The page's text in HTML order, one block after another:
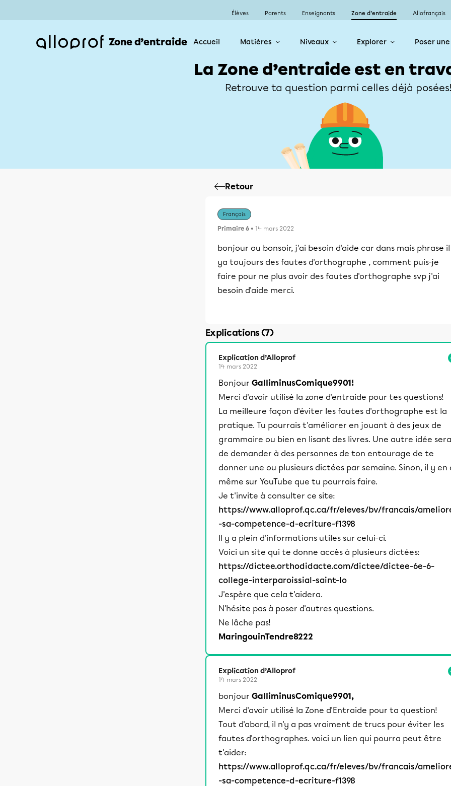
Élèves Parents Enseignants Zone d’entraide Allofrançais
Zone d’entraide Accueil Matières Niveaux Explorer Poser
La Zone d’entraide est en
Retrouve ta question parmi celles déjà
Retour
Français
Primaire 6 • 14 mars 2022
bonjour ou bonsoir, j'ai besoin d'aide car dans mais phrase il
ya toujours des fautes d'orthographe , comment puis-je
faire pour ne plus avoir des fautes d'orthographe svp j'ai
besoin d'aide merci.
Explications (7)
Explication d’Alloprof
14 mars 2022
Bonjour GalliminusComique9901!
Merci d'avoir utilisé la zone d'entraide pour tes questions!
La meilleure façon d'éviter les fautes d'orthographe est la
pratique. Tu pourrais t'améliorer en jouant à des jeux de
grammaire ou bien en lisant des livres. Une autre idée
de demander à des personnes de ton entourage de te
donner une ou plusieurs dictées par semaine. Sinon, il y en
même sur YouTube que tu pourrais faire.
Je t'invite à consulter ce site:
https://www.alloprof.qc.ca/fr/eleves/bv/francais/
-sa-competence-d-ecriture-f1398
Il y a plein d'informations utiles sur celui-ci.
Voici un site qui te donne accès à plusieurs dictées:
https://dictee.orthodidacte.com/dictee/dictee-6e-6-
college-interparoissial-saint-lo
J'espère que cela t'aidera.
N'hésite pas à poser d'autres questions.
Ne lâche pas!
MaringouinTendre8222
Explication d’Alloprof
14 mars 2022
bonjour GalliminusComique9901,
Merci d'avoir utilisé la Zone d'Entraide pour ta question!
Tout d'abord, il n'y a pas vraiment de trucs pour éviter les
fautes d'orthographes. voici un lien qui pourra peut être
t'aider:
https://www.alloprof.qc.ca/fr/eleves/bv/francais/
-sa-competence-d-ecriture-f1398